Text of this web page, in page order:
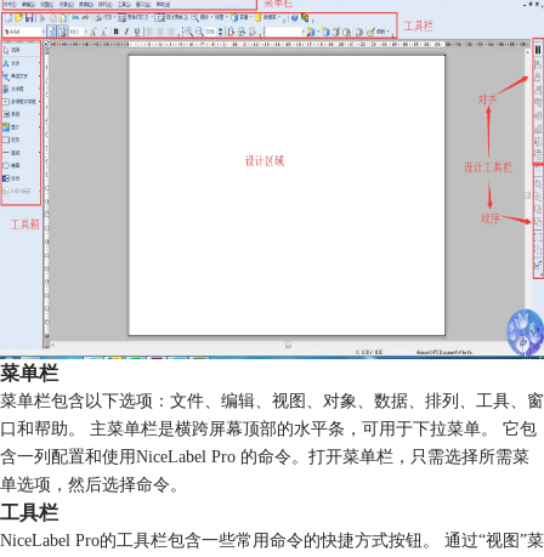
菜单栏
菜单栏包含以下选项：文件、编辑、视图、对象、数据、排列、工具、窗
口和帮助。 主菜单栏是横跨屏幕顶部的水平条，可用于下拉菜单。 它包
含一列配置和使用NiceLabel Pro 的命令。打开菜单栏，只需选择所需菜
单选项，然后选择命令。
工具栏
NiceLabel Pro的工具栏包含一些常用命令的快捷方式按钮。 通过“视图”菜